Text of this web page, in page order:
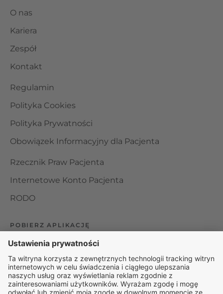
O nas
Kariera
Zespół
Kontakt
Regulamin
Polityka Cookies
Polityka Prywatności
Obowiązek Informacyjny dla Pacjenta
Rzecznik Praw Pacjenta
Internetowe Konto Pacjenta
RODO
POBIERZ APLIKACJĘ
Organizator udzielania świadczeń telemedycznych jest
podmiotem leczniczym w rozumieniu ustawy z dnia 15